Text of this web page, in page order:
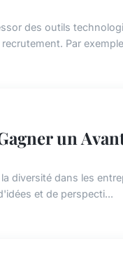
des outils
Par
un
diversité dans les
et de perspecti...